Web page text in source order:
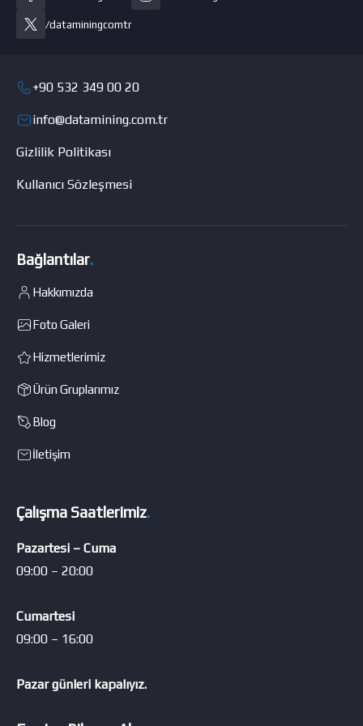
/dataminingcomtr
+90 532 349 00 20
info@datamining.com.tr
Gizlilik Politikası
Kullanıcı Sözleşmesi
Bağlantılar.
Hakkımızda
Foto Galeri
Hizmetlerimiz
Ürün Gruplarımız
Blog
İletişim
Çalışma Saatlerimiz.
Pazartesi – Cuma
09:00 – 20:00
Cumartesi
09:00 – 16:00
Pazar günleri kapalıyız.